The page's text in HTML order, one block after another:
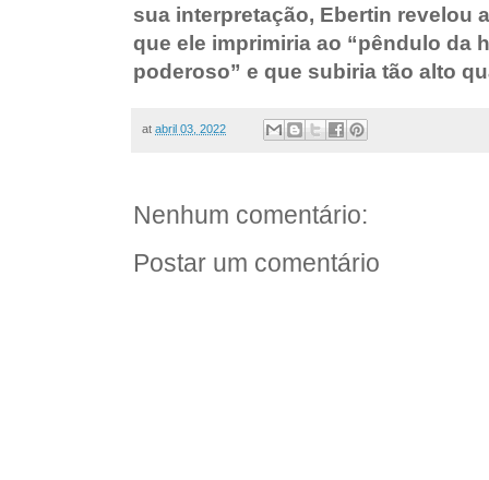
sua interpretação, Ebertin revelou
que ele imprimiria ao “pêndulo da
poderoso” e que subiria tão alto
at abril 03, 2022
Nenhum comentário:
Postar um comentário